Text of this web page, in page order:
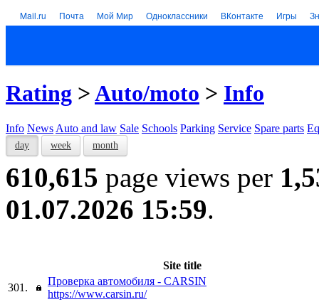
Mail.ru Почта Мой Мир Одноклассники ВКонтакте Игры
Rating >Auto/moto > Info
Info News Auto and law Sale Schools Parking Service Spare parts
day week month
610,615 page views per
01.07.2026 15:59.
Site title
301.
Проверка автомобиля - CARSIN
https://www.carsin.ru/